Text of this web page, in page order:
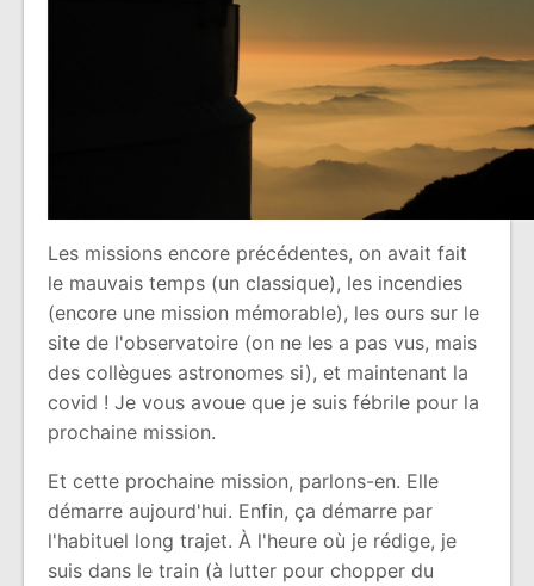
Les missions encore précédentes, on avait fait
le mauvais temps (un classique), les incendies
(encore une mission mémorable), les ours sur le
site de l'observatoire (on ne les a pas vus, mais
des collègues astronomes si), et maintenant la
covid ! Je vous avoue que je suis fébrile pour la
prochaine mission.
Et cette prochaine mission, parlons-en. Elle
démarre aujourd'hui. Enfin, ça démarre par
l'habituel long trajet. À l'heure où je rédige, je
suis dans le train (à lutter pour chopper du